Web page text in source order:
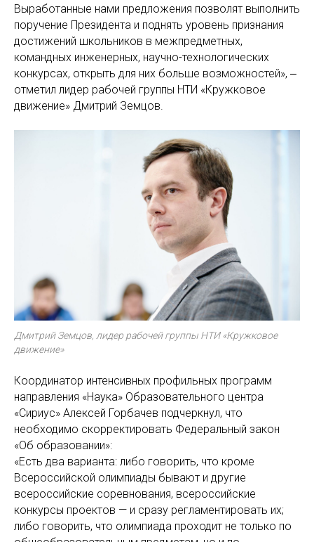
Выработанные нами предложения позволят выполнить
поручение Президента и поднять уровень признания
достижений школьников в межпредметных,
командных инженерных, научно-технологических
конкурсах, открыть для них больше возможностей», ‒
отметил лидер рабочей группы НТИ «Кружковое
движение» Дмитрий Земцов.
Дмитрий Земцов, лидер рабочей группы НТИ «Кружковое
движение»
Координатор интенсивных профильных программ
направления «Наука» Образовательного центра
«Сириус» Алексей Горбачев подчеркнул, что
необходимо скорректировать Федеральный закон
«Об образовании»:
«Есть два варианта: либо говорить, что кроме
Всероссийской олимпиады бывают и другие
всероссийские соревнования, всероссийские
конкурсы проектов — и сразу регламентировать их;
либо говорить, что олимпиада проходит не только по